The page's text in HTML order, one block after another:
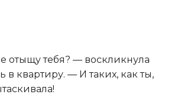
отыщу тебя? — воскликнула
в квартиру. — И таких, как ты,